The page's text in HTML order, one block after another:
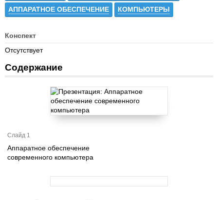
АППАРАТНОЕ ОБЕСПЕЧЕНИЕ КОМПЬЮТЕРЫ
Конспект
Отсутствует
Содержание
Слайд 1
Аппаратное обеспечение
современного компьютера